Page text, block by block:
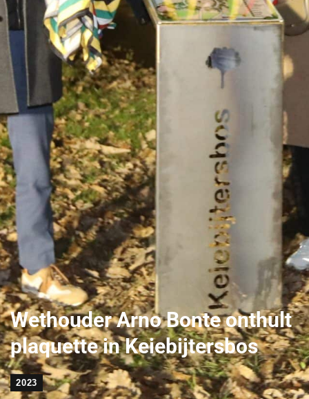
Wethouder Arno Bonte onthult
plaquette in Keiebijtersbos
2023